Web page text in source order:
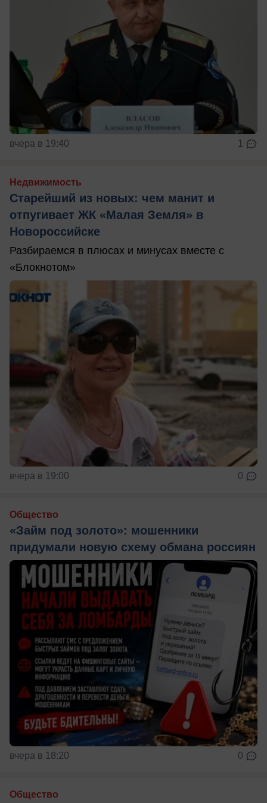
вчера в 19:40 1
Недвижимость
Старейший из новых: чем манит и
отпугивает ЖК «Малая Земля» в
Новороссийске
Разбираемся в плюсах и минусах вместе с
«Блокнотом»
вчера в 19:00 0
Общество
«Займ под золото»: мошенники
придумали новую схему обмана россиян
вчера в 18:20 0
Общество